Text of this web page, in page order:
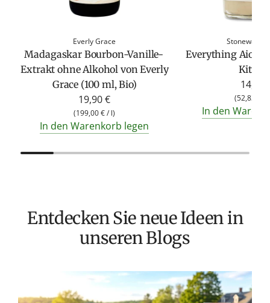
Everly Grace
Madagaskar Bourbon-Vanille-
Extrakt ohne Alkohol von Everly
Grace (100 ml, Bio)
19,90 €
(199,00 €/ l)
In den Warenkorb legen
Stonewall
Everything Aioli
14,95
(52,83 €
In den
Entdecken Sie neue Ideen in
unseren Blogs